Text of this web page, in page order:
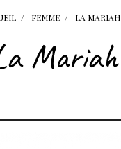
FEMME LA MARIAH
Mariah